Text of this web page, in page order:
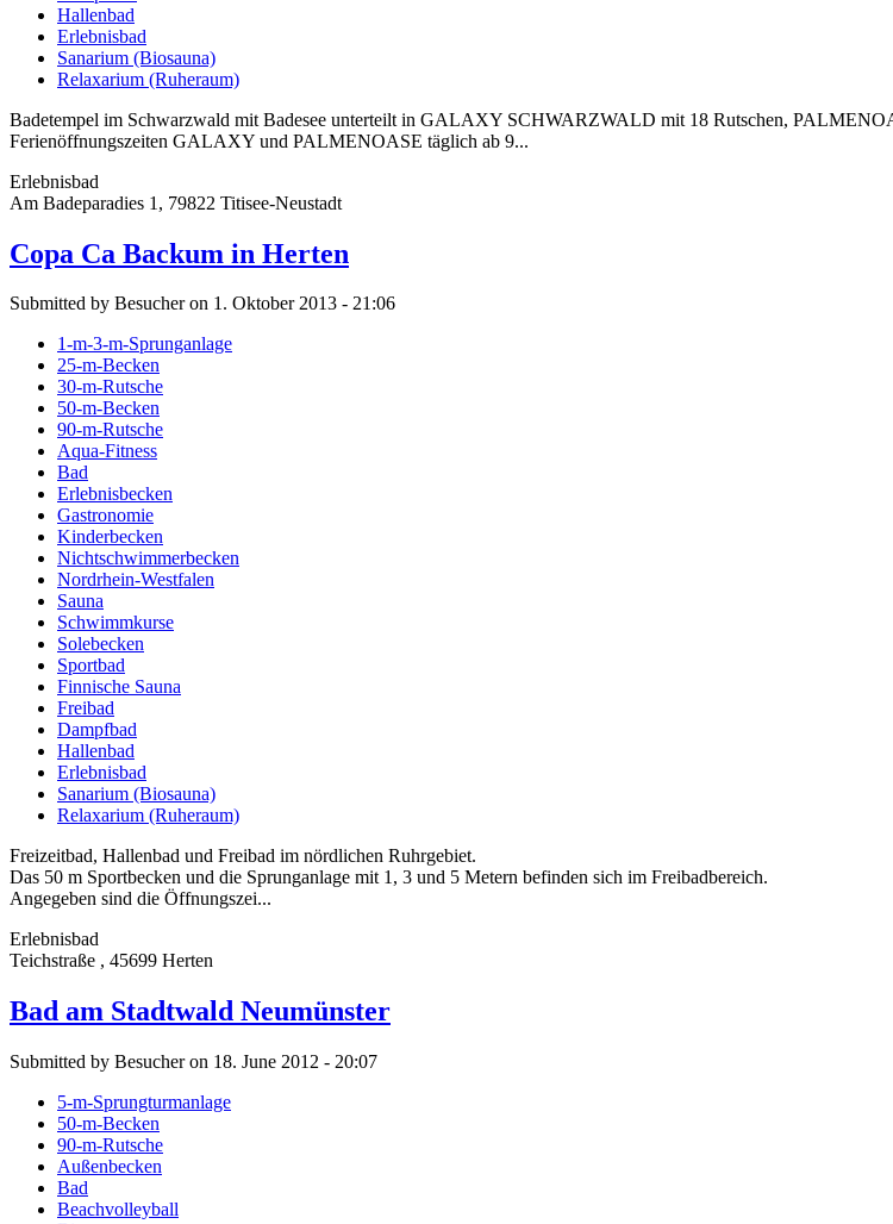
Hallenbad
Erlebnisbad
Sanarium (Biosauna)
Relaxarium (Ruheraum)
Badetempel im Schwarzwald mit Badesee unterteilt in GALAXY SCHWARZWALD mit 18 Rutschen,
Ferienöffnungszeiten GALAXY und PALMENOASE täglich ab 9...
Erlebnisbad
Am Badeparadies 1, 79822 Titisee-Neustadt
Copa Ca Backum in Herten
Submitted by Besucher on 1. Oktober 2013 - 21:06
1-m-3-m-Sprunganlage
25-m-Becken
30-m-Rutsche
50-m-Becken
90-m-Rutsche
Aqua-Fitness
Bad
Erlebnisbecken
Gastronomie
Kinderbecken
Nichtschwimmerbecken
Nordrhein-Westfalen
Sauna
Schwimmkurse
Solebecken
Sportbad
Finnische Sauna
Freibad
Dampfbad
Hallenbad
Erlebnisbad
Sanarium (Biosauna)
Relaxarium (Ruheraum)
Freizeitbad, Hallenbad und Freibad im nördlichen Ruhrgebiet.
Das 50 m Sportbecken und die Sprunganlage mit 1, 3 und 5 Metern befinden sich im Freibadbereich.
Angegeben sind die Öffnungszei...
Erlebnisbad
Teichstraße , 45699 Herten
Bad am Stadtwald Neumünster
Submitted by Besucher on 18. June 2012 - 20:07
5-m-Sprungturmanlage
50-m-Becken
90-m-Rutsche
Außenbecken
Bad
Beachvolleyball